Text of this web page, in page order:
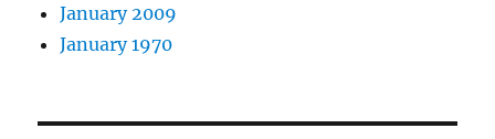
January 2009
January 1970